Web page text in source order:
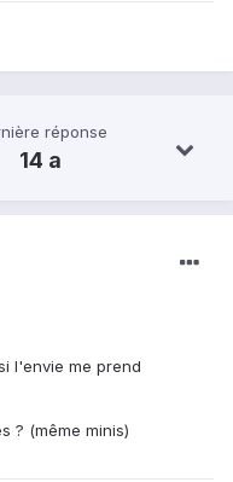
réponse
14 a
l'envie me prend
? (même minis)